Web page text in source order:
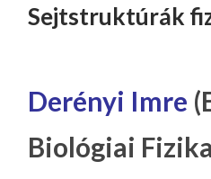
TARTALOMHOZ
Sejtstruktúrák
Derényi Imre
Biológiai